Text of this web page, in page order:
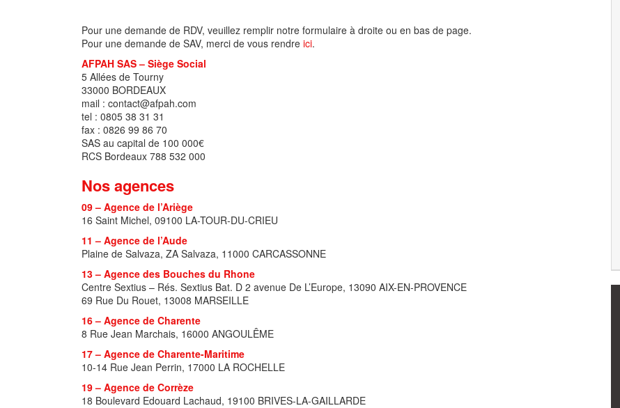
Pour une demande de RDV, veuillez remplir notre formulaire à droite ou en bas de page.
Pour une demande de SAV, merci de vous rendre ici.
AFPAH SAS – Siège Social
5 Allées de Tourny
33000 BORDEAUX
mail : contact@afpah.com
tel : 0805 38 31 31
fax : 0826 99 86 70
SAS au capital de 100 000€
RCS Bordeaux 788 532 000
Nos agences
09 – Agence de l’Ariège
16 Saint Michel, 09100 LA-TOUR-DU-CRIEU
11 – Agence de l’Aude
Plaine de Salvaza, ZA Salvaza, 11000 CARCASSONNE
13 – Agence des Bouches du Rhone
Centre Sextius – Rés. Sextius Bat. D 2 avenue De L’Europe, 13090 AIX-EN-PROVENCE
69 Rue Du Rouet, 13008 MARSEILLE
16 – Agence de Charente
8 Rue Jean Marchais, 16000 ANGOULÊME
17 – Agence de Charente-Maritime
10-14 Rue Jean Perrin, 17000 LA ROCHELLE
19 – Agence de Corrèze
18 Boulevard Edouard Lachaud, 19100 BRIVES-LA-GAILLARDE